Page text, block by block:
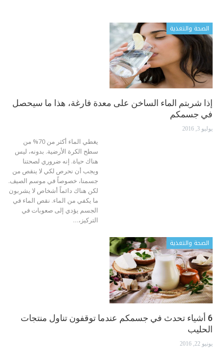
الصحة والتغذية
إذا شربتم الماء الساخن على معدة فارغة، هذا ما سيحصل
في جسمكم
يوليو 3, 2016
يغطي الماء أكثر من 70% من
سطح الكرة الأرضية. بدونه، ليس
هناك حياة. إنه ضروري لصحتنا
ويجب أن نحرص لكي لا ينقص من
جسمنا، خصوصاً في موسم الصيف.
لكن هناك دائماً أشخاص لا يشربون
ما يكفي من الماء. نقص الماء في
الجسم يؤدي إلى صعوبات في
التركيز،…
الصحة والتغذية
6 أشياء تحدث في جسمكم عندما توقفون تناول منتجات
الحليب
يونيو 22, 2016